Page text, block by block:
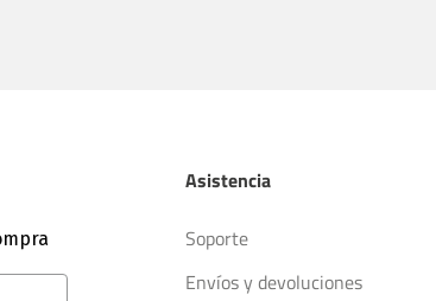
Asistencia
Soporte
Envíos y devoluciones